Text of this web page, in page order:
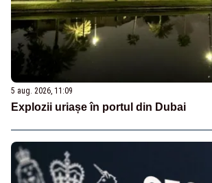
5 aug. 2026, 11:09
Explozii uriașe în portul din Dubai